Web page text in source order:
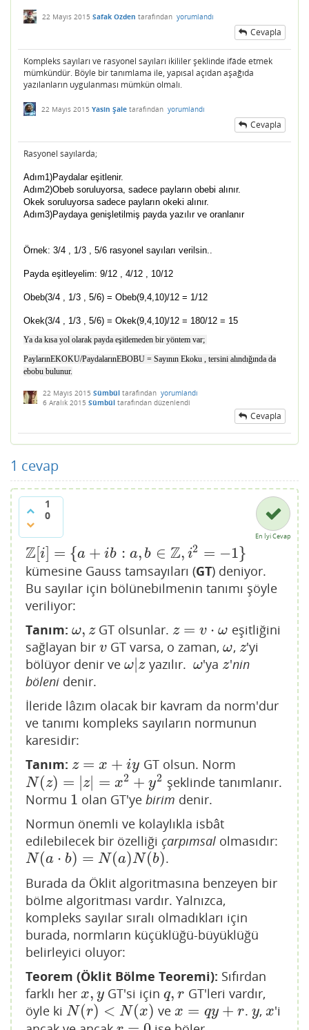
22 Mayıs 2015 Safak Ozden tarafından yorumlandı
Cevapla
Kompleks sayıları ve rasyonel sayıları ikililer şeklinde ifâde etmek
mümkündür. Böyle bir tanımlama ile, yapısal açıdan aşağıda
yazılanların uygulanması mümkün olmalı.
22 Mayıs 2015 Yasin Şale tarafından yorumlandı
Cevapla
Rasyonel sayılarda;
Adım1)Paydalar eşitlenir.
Adım2)Obeb soruluyorsa, sadece payların obebi alınır.
Okek soruluyorsa sadece payların okeki alınır.
Adım3)Paydaya genişletilmiş payda yazılır ve oranlanır
Örnek: 3/4 , 1/3 , 5/6 rasyonel sayıları verilsin..
Payda eşitleyelim: 9/12 , 4/12 , 10/12
Obeb(3/4 , 1/3 , 5/6) = Obeb(9,4,10)/12 = 1/12
Okek(3/4 , 1/3 , 5/6) = Okek(9,4,10)/12 = 180/12 = 15
Ya da kısa yol olarak payda eşitlemeden bir yöntem var;
PaylarınEKOKU/PaydalarınEBOBU = Sayının Ekoku , tersini alındığında da
ebobu bulunur.
22 Mayıs 2015 Sümbül tarafından yorumlandı
6 Aralık 2015 Sümbül tarafından düzenlendi
Cevapla
1 cevap
1
0
En İyi Cevap
Z i = {a + ib : a, b ∈ Z, i2 = −1}
Z[ ]= {a+ ib:a,b ∈Z i 2=−1 }
kümesine Gauss tamsayıları (GT) deniyor.
Bu sayılar için bölünebilmenin tanımı şöyle
veriliyor:
Tanım: ω, z
ω,z GT olsunlar. z = v ⋅ ω
z=v⋅ ω
eşitliğini
sağlayan bir v
v GT varsa, o zaman,ω
ω, z
z'yi
bölüyor denir ve ω|z
ω |z yazılır. ω
ω'ya z
z'nin
böleni denir.
İleride lâzım olacak bir kavram da norm'dur
ve tanımı kompleks sayıların normunun
karesidir:
Tanım: z = x + iy
z=x+ iy GT olsun. Norm
N(z) = |z| = x2 + y2
N(z)=| z| x2 +y2
şeklinde tanımlanır.
Normu 1
1 olan GT'yebirim denir.
Normun önemli ve kolaylıkla isbât
edilebilecek bir özelliği çarpımsal olmasıdır:
N(a ⋅ b) = N (a)N(b)
N(a⋅b ) =N a)N(b)
.
Burada da Öklit algoritmasına benzeyen bir
bölme algoritması vardır. Yalnızca,
kompleks sayılar sıralı olmadıkları için
burada, normların küçüklüğü-büyüklüğü
belirleyici oluyor:
Teorem (Öklit Bölme Teoremi): Sıfırdan
farklı her x, y
x,y GT'si için q, r
q,r
GT'leri vardır,
öyle ki N(r) < N (x)
N(r)<N (x) vex = qy + r
x= qy +r . y
y,x
x'i